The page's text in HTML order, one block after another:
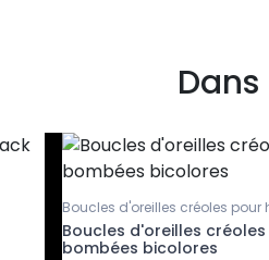
Boucles d'oreilles créoles pour
Boucles d'oreilles
bombées bicolores